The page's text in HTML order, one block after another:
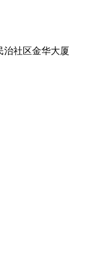
治社区金华大厦